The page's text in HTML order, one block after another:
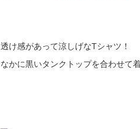
透け感があって涼しげなTシャツ！
なかに黒いタンクトップを合わせて